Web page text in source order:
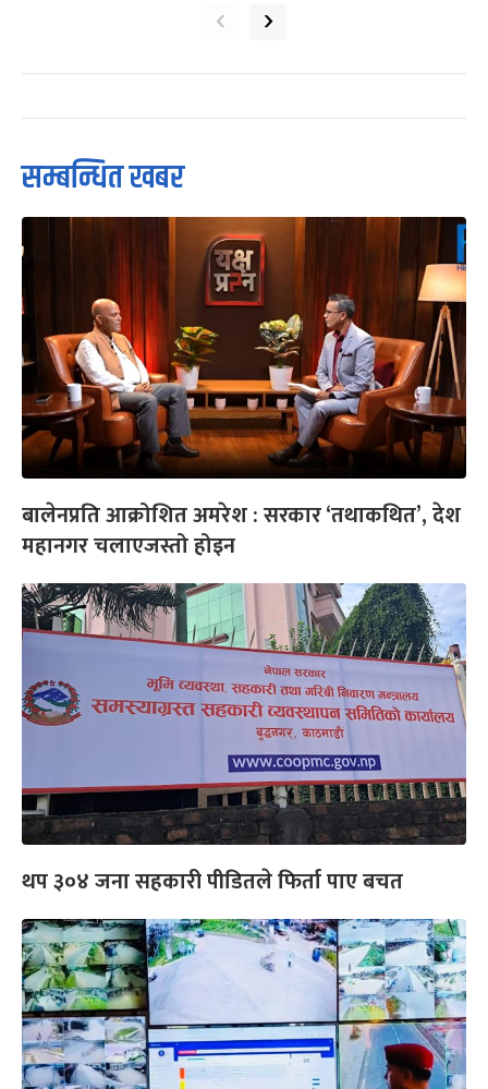
‹ ›
सम्बन्धित खबर
बालेनप्रति आक्रोशित अमरेश : सरकार ‘तथाकथित’, देश
महानगर चलाएजस्तो होइन
थप ३०४ जना सहकारी पीडितले फिर्ता पाए बचत